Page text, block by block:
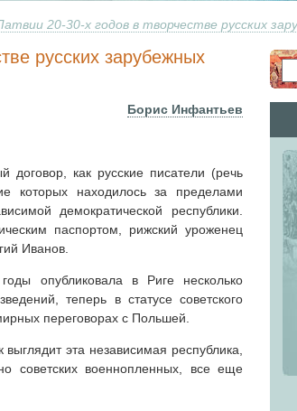
20-30-х годов в творчестве русских
русских зарубежных
Борис Инфантьев
как русские писатели (речь
которых находилось за пределами
демократической республики.
паспортом, рижский уроженец
Иванов.
опубликовала в Риге несколько
теперь в статусе советского
переговорах с Польшей.
эта независимая республика,
советских военнопленных, все еще